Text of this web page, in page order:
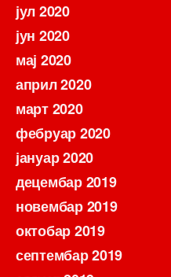
јул 2020
јун 2020
мај 2020
април 2020
март 2020
фебруар 2020
јануар 2020
децембар 2019
новембар 2019
октобар 2019
септембар 2019